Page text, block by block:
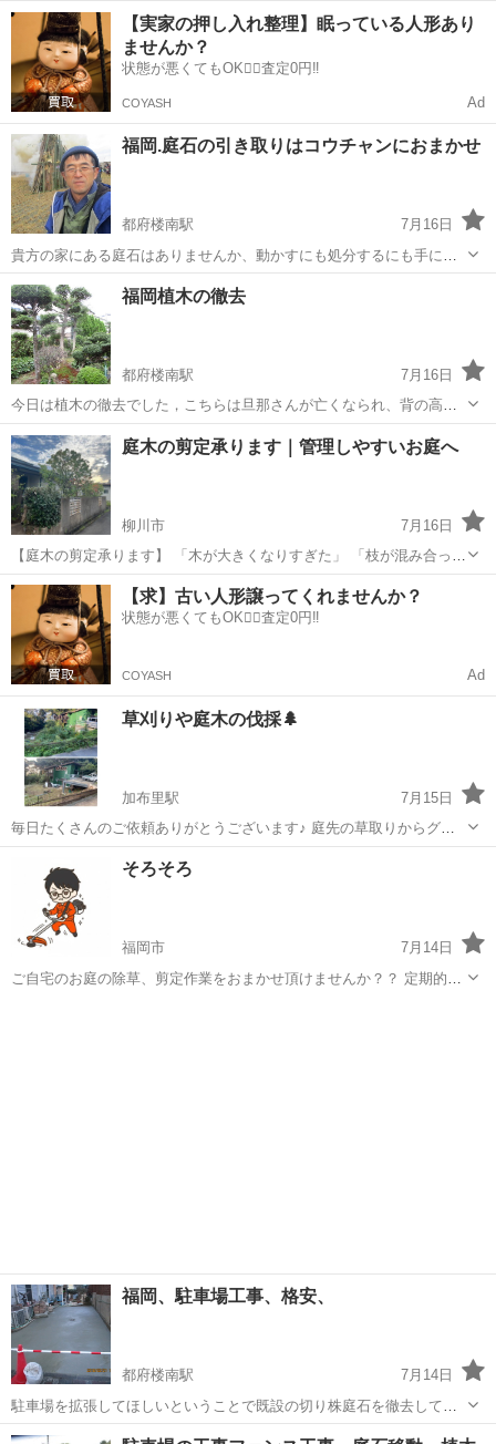
ンソーによる 伐採作業と手掘りまたは重機による抜根作業をおこなっ
てます。 処分はいらなくて刈り倒すだけだから 安くならないかなどご
相談にのります。 金額(...
福岡 久留米市 北野駅 草刈り 草むしり
【実家の押し入れ整理】眠っている人形あり
ませんか？
状態が悪くてもOK🙆‍♀️査定0円‼️
COYASH Ad
福岡.庭石の引き取りはコウチャンにおまかせ
都府楼南駅
7月16日
貴方の家にある庭石はありませんか、動かすにも処分するにも手に負
えない方、便利屋コウチャンにご相談ください、ミニユンボ及び車載
クレーンでらくらく引き取り、格安作業で貴方の御悩み解決します、
代表の萩尾といいます、。よろしくお願いします
福岡 筑紫野市 都府楼南駅
福岡植木の徹去
都府楼南駅
7月16日
今日は植木の徹去でした，こちらは旦那さんが亡くなられ、背の高い
木の剪定で悩んでおられました，低い木であれば自分で出来ますが、
背の高木になると、なかなか脚立にのぼり剪定するのも無理があり、
今回徹去をお願いされました。綺麗な庭な...
福岡 筑紫野市 都府楼南駅 植木/庭木植え替え
庭木の剪定承ります｜管理しやすいお庭へ
柳川市
7月16日
【庭木の剪定承ります】 「木が大きくなりすぎた」 「枝が混み合って
暗い印象になっている」 「毎年のお手入れを少しでも楽にしたい」 そ
んなお庭のお悩みに対応しています。 剪定は見た目を整えるだけでな
く、 風通しや日当たり...
福岡 柳川市 剪定/造園
【求】古い人形譲ってくれませんか？
状態が悪くてもOK🙆‍♀️査定0円‼️
COYASH Ad
草刈りや庭木の伐採🌲
加布里駅
7月15日
毎日たくさんのご依頼ありがとうございます♪ 庭先の草取りからグラ
ウンド並みの草刈りまで様々な現場で日々作業しております🌱 お客様
により様々なご事情やご要望、複数のご依頼も同時にいただきます
が、当店は便利屋のため「あれもこ...
加布里駅
そろそろ
福岡市
7月14日
ご自宅のお庭の除草、剪定作業をおまかせ頂けませんか？？ 定期的な
福岡、駐車場工事、格安、
都府楼南駅
7月14日
駐車場を拡張してほしいということで既設の切り株庭石を徹去して整
地、格安コンクリートで仕上げています、駐車場の造設工事でお悩み
福岡 筑紫野市 都府楼南駅 その他 格安